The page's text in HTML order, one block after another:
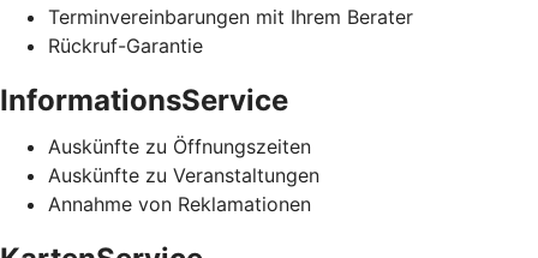
Terminvereinbarungen mit Ihrem Berater
Rückruf-Garantie
InformationsService
Auskünfte zu Öffnungszeiten
Auskünfte zu Veranstaltungen
Annahme von Reklamationen